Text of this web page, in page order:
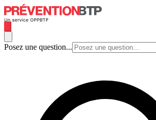
Posez une question...